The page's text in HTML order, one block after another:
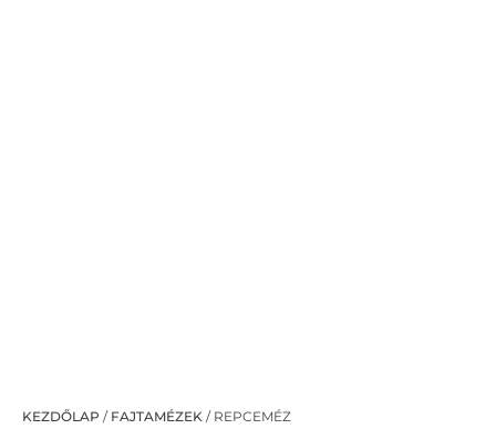
KEZDŐLAP / FAJTAMÉZEK / REPCEMÉZ